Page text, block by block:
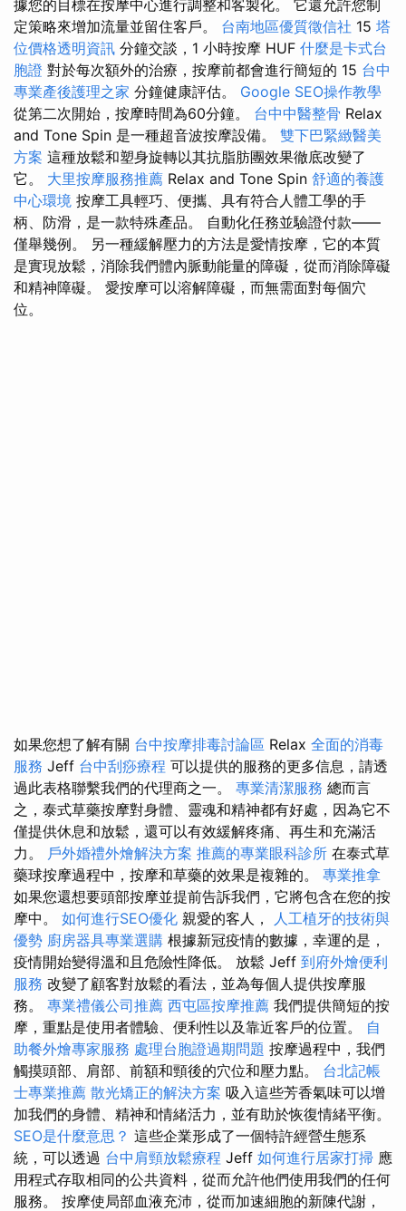
據您的目標在按摩中心進行調整和客製化。 它還允許您制
定策略來增加流量並留住客戶。 台南地區優質徵信社 15 塔
位價格透明資訊 分鐘交談，1 小時按摩 HUF 什麼是卡式台
胞證 對於每次額外的治療，按摩前都會進行簡短的 15 台中
專業產後護理之家 分鐘健康評估。 Google SEO操作教學
從第二次開始，按摩時間為60分鐘。 台中中醫整骨 Relax
and Tone Spin 是一種超音波按摩設備。 雙下巴緊緻醫美
方案 這種放鬆和塑身旋轉以其抗脂肪團效果徹底改變了
它。 大里按摩服務推薦 Relax and Tone Spin 舒適的養護
中心環境 按摩工具輕巧、便攜、具有符合人體工學的手
柄、防滑，是一款特殊產品。 自動化任務並驗證付款——
僅舉幾例。 另一種緩解壓力的方法是愛情按摩，它的本質
是實現放鬆，消除我們體內脈動能量的障礙，從而消除障礙
和精神障礙。 愛按摩可以溶解障礙，而無需面對每個穴
位。
如果您想了解有關 台中按摩排毒討論區 Relax 全面的消毒
服務 Jeff 台中刮痧療程 可以提供的服務的更多信息，請透
過此表格聯繫我們的代理商之一。 專業清潔服務 總而言
之，泰式草藥按摩對身體、靈魂和精神都有好處，因為它不
僅提供休息和放鬆，還可以有效緩解疼痛、再生和充滿活
力。 戶外婚禮外燴解決方案 推薦的專業眼科診所 在泰式草
藥球按摩過程中，按摩和草藥的效果是複雜的。 專業推拿
如果您還想要頭部按摩並提前告訴我們，它將包含在您的按
摩中。 如何進行SEO優化 親愛的客人， 人工植牙的技術與
優勢 廚房器具專業選購 根據新冠疫情的數據，幸運的是，
疫情開始變得溫和且危險性降低。 放鬆 Jeff 到府外燴便利
服務 改變了顧客對放鬆的看法，並為每個人提供按摩服
務。 專業禮儀公司推薦 西屯區按摩推薦 我們提供簡短的按
摩，重點是使用者體驗、便利性以及靠近客戶的位置。 自
助餐外燴專家服務 處理台胞證過期問題 按摩過程中，我們
觸摸頭部、肩部、前額和頸後的穴位和壓力點。 台北記帳
士專業推薦 散光矯正的解決方案 吸入這些芳香氣味可以增
加我們的身體、精神和情緒活力，並有助於恢復情緒平衡。
SEO是什麼意思？ 這些企業形成了一個特許經營生態系
統，可以透過 台中肩頸放鬆療程 Jeff 如何進行居家打掃 應
用程式存取相同的公共資料，從而允許他們使用我們的任何
服務。 按摩使局部血液充沛，從而加速細胞的新陳代謝，